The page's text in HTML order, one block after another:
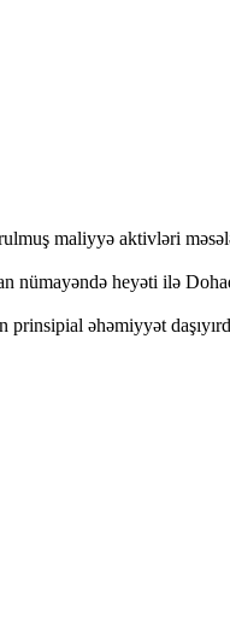
maliyyə aktivləri
heyəti ilə
əhəmiyyət